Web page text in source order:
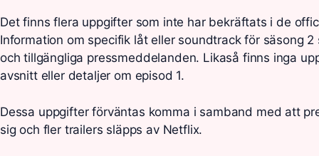
Det finns flera uppgifter som inte har bekräftats i de
Information om specifik låt eller soundtrack för säsong 2
och tillgängliga pressmeddelanden. Likaså finns inga
avsnitt eller detaljer om episod 1.
Dessa uppgifter förväntas komma i samband med att
sig och fler trailers släpps av Netflix.